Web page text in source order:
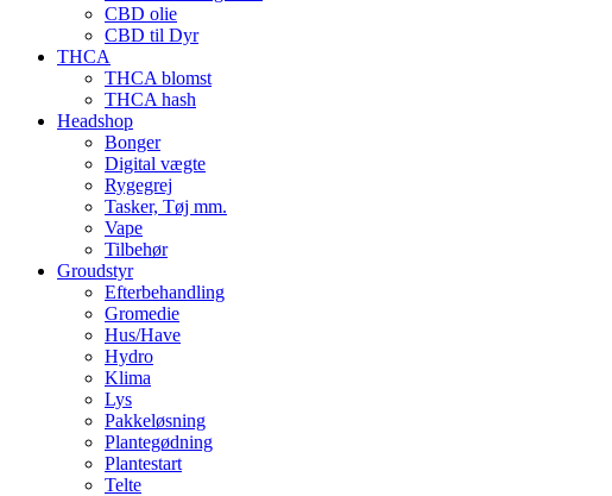
CBD olie
CBD til Dyr
THCA
THCA blomst
THCA hash
Headshop
Bonger
Digital vægte
Rygegrej
Tasker, Tøj mm.
Vape
Tilbehør
Groudstyr
Efterbehandling
Gromedie
Hus/Have
Hydro
Klima
Lys
Pakkeløsning
Plantegødning
Plantestart
Telte